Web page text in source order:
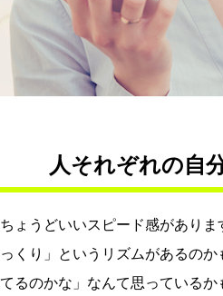
人それぞれの自
ょうどいいスピード感があり
くり」というリズムがあるの
るのかな」なんて思っているか